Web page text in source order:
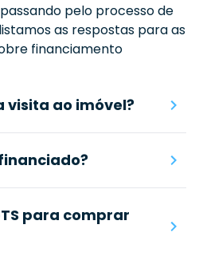
pelo processo de
as respostas para as
financiamento
visita ao imóvel?
para comprar